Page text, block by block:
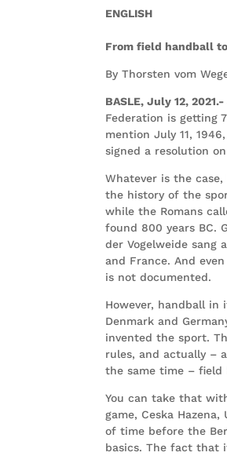
ENGLISH
From field handball
By Thorsten vom
BASLE, July 12, 2021.-
Federation is getting
mention July 11,
signed a resolution
Whatever is the
the history of the
while the Romans
found 800 years BC.
der Vogelweide sang
and France. And
is not documented.
However, handball
Denmark and
invented the sport.
rules, and actually –
the same time – field
You can take that
game, Ceska
of time before the
basics. The fact that